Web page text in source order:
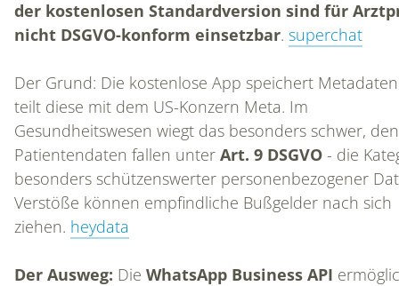
der kostenlosen Standardversion sind für
nicht DSGVO-konform einsetzbar. superchat
Der Grund: Die kostenlose App speichert
teilt diese mit dem US-Konzern Meta. Im
Gesundheitswesen wiegt das besonders schwer,
Patientendaten fallen unter Art. 9 DSGVO - die
besonders schützenswerter personenbezogener
Verstöße können empfindliche Bußgelder nach sich
ziehen. heydata
Der Ausweg: Die WhatsApp Business API